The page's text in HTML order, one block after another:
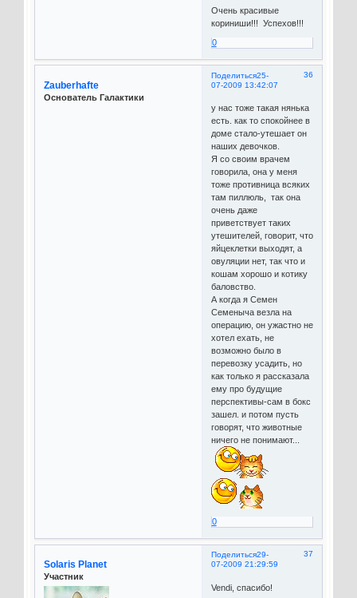
Очень красивые
кориниши!!! Успехов!!!
0
Поделиться 36
25-
07-2009 13:42:07
Zauberhafte
Основатель Галактики
у нас тоже такая нянька
есть. как то спокойнее в
доме стало-утешает он
наших девочков.
Я со своим врачем
говорила, она у меня
тоже противница всяких
там пиллюль, так она
очень даже
приветствует таких
утешителей, говорит, что
яйцеклетки выходят, а
овуляции нет, так что и
кошам хорошо и котику
баловство.
А когда я Семен
Семеныча везла на
операцию, он ужастно не
хотел ехать, не
возможно было в
перевозку усадить, но
как только я рассказала
ему про будущие
перспективы-сам в бокс
зашел. и потом пусть
говорят, что животные
ничего не понимают...
0
Поделиться 37
29-
07-2009 21:29:59
Solaris Planet
Участник
Vendi, спасибо!